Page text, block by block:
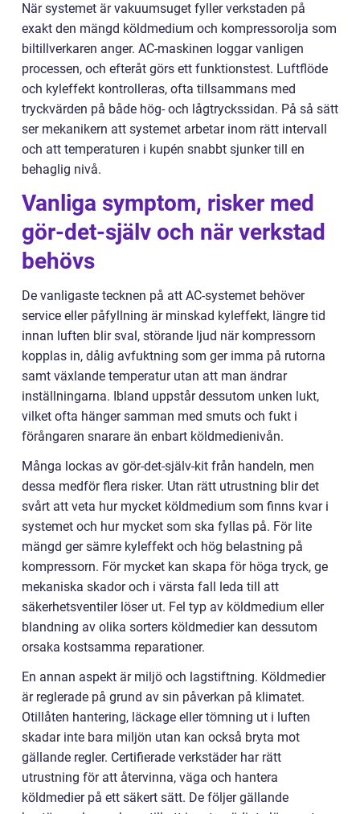
När systemet är vakuumsuget fyller verkstaden på
exakt den mängd köldmedium och kompressorolja som
biltillverkaren anger. AC-maskinen loggar vanligen
processen, och efteråt görs ett funktionstest. Luftflöde
och kyleffekt kontrolleras, ofta tillsammans med
tryckvärden på både hög- och lågtryckssidan. På så sätt
ser mekanikern att systemet arbetar inom rätt intervall
och att temperaturen i kupén snabbt sjunker till en
behaglig nivå.
Vanliga symptom, risker med
gör-det-själv och när verkstad
behövs
De vanligaste tecknen på att AC-systemet behöver
service eller påfyllning är minskad kyleffekt, längre tid
innan luften blir sval, störande ljud när kompressorn
kopplas in, dålig avfuktning som ger imma på rutorna
samt växlande temperatur utan att man ändrar
inställningarna. Ibland uppstår dessutom unken lukt,
vilket ofta hänger samman med smuts och fukt i
förångaren snarare än enbart köldmedienivån.
Många lockas av gör-det-själv-kit från handeln, men
dessa medför flera risker. Utan rätt utrustning blir det
svårt att veta hur mycket köldmedium som finns kvar i
systemet och hur mycket som ska fyllas på. För lite
mängd ger sämre kyleffekt och hög belastning på
kompressorn. För mycket kan skapa för höga tryck, ge
mekaniska skador och i värsta fall leda till att
säkerhetsventiler löser ut. Fel typ av köldmedium eller
blandning av olika sorters köldmedier kan dessutom
orsaka kostsamma reparationer.
En annan aspekt är miljö och lagstiftning. Köldmedier
är reglerade på grund av sin påverkan på klimatet.
Otillåten hantering, läckage eller tömning ut i luften
skadar inte bara miljön utan kan också bryta mot
gällande regler. Certifierade verkstäder har rätt
utrustning för att återvinna, väga och hantera
köldmedier på ett säkert sätt. De följer gällande